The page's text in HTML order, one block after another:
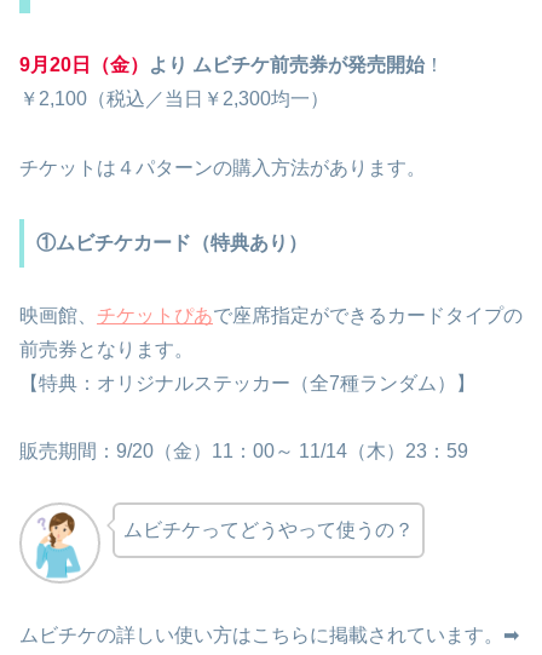
9月20日（金） より ムビチケ前売券が発売開始 ！
￥2,100（税込／当日￥2,300均一）
チケットは４パターンの購入方法があります。
①ムビチケカード（特典あり）
映画館、 チケットぴあで座席指定ができるカードタイプの
前売券となります。
【特典：オリジナルステッカー（全7種ランダム）】
販売期間：9/20（金）11：00～ 11/14（木）23：59
ムビチケってどうやって使うの？
ムビチケの詳しい使い方はこちらに掲載されています。➡